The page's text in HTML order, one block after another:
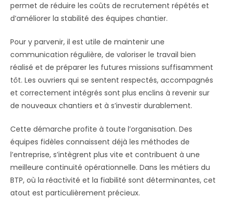
permet de réduire les coûts de recrutement répétés et
d’améliorer la stabilité des équipes chantier.
Pour y parvenir, il est utile de maintenir une
communication régulière, de valoriser le travail bien
réalisé et de préparer les futures missions suffisamment
tôt. Les ouvriers qui se sentent respectés, accompagnés
et correctement intégrés sont plus enclins à revenir sur
de nouveaux chantiers et à s’investir durablement.
Cette démarche profite à toute l’organisation. Des
équipes fidèles connaissent déjà les méthodes de
l’entreprise, s’intègrent plus vite et contribuent à une
meilleure continuité opérationnelle. Dans les métiers du
BTP, où la réactivité et la fiabilité sont déterminantes, cet
atout est particulièrement précieux.